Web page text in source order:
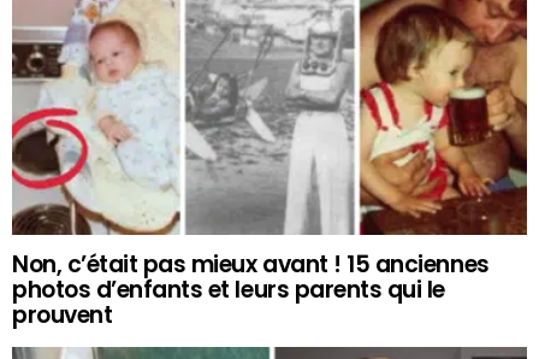
Non, c’était pas mieux avant ! 15 anciennes
photos d’enfants et leurs parents qui le
prouvent